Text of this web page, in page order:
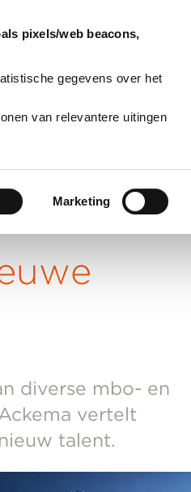
pixels/web beacons,
gegevens over het
van relevantere uitingen
Marketing
KLANTCASES BLOG
diverse mbo- en
vertelt
talent.